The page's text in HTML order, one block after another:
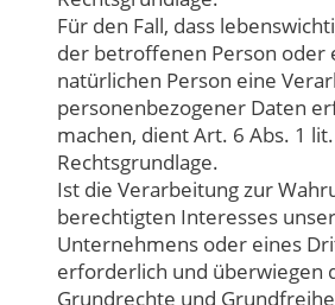
Für den Fall, dass
der betroffenen Person oder
natürlichen Person eine
personenbezogener Daten
machen, dient Art. 6 Abs. 1 lit.
Rechtsgrundlage.
Ist die Verarbeitung zur
berechtigten Interesses
Unternehmens oder eines
erforderlich und überwiegen
Grundrechte und